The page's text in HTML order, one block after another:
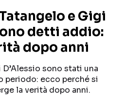
TESTI CANZONI
TOUR ED EVENTI
TALENT SHOW
e Gigi
detti addio:
dopo anni
sono stati una
periodo: ecco perché si
la verità dopo anni.